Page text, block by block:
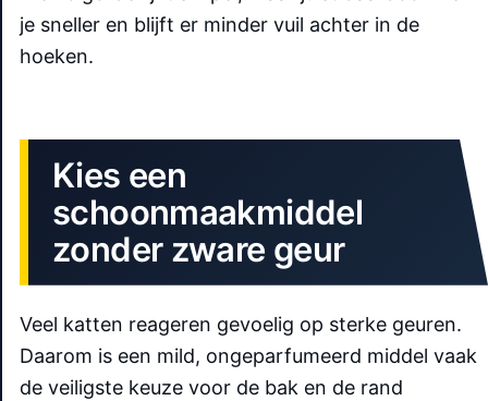
je sneller en blijft er minder vuil achter in de
hoeken.
Kies een
schoonmaakmiddel
zonder zware geur
Veel katten reageren gevoelig op sterke geuren.
Daarom is een mild, ongeparfumeerd middel vaak
de veiligste keuze voor de bak en de rand